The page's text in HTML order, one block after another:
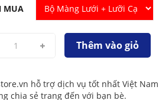
MUA
Thêm vào giỏ
hỗ trợ dịch vụ tốt nhất Việt Nam
chia sẻ trang đến với bạn bè.